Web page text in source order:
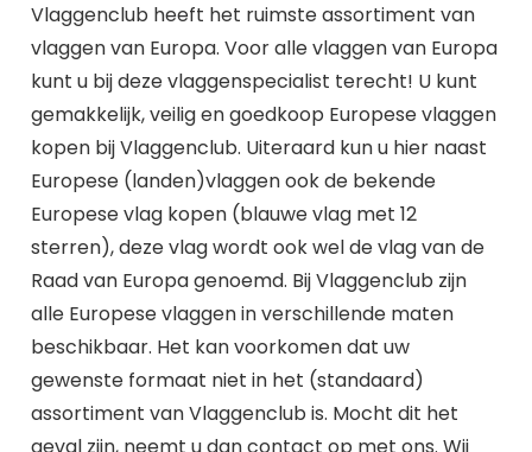
Vlaggenclub heeft het ruimste assortiment van
vlaggen van Europa. Voor alle vlaggen van Europa
kunt u bij deze vlaggenspecialist terecht! U kunt
gemakkelijk, veilig en goedkoop Europese vlaggen
kopen bij Vlaggenclub. Uiteraard kun u hier naast
Europese (landen)vlaggen ook de bekende
Europese vlag kopen (blauwe vlag met 12
sterren), deze vlag wordt ook wel de vlag van de
Raad van Europa genoemd. Bij Vlaggenclub zijn
alle Europese vlaggen in verschillende maten
beschikbaar. Het kan voorkomen dat uw
gewenste formaat niet in het (standaard)
assortiment van Vlaggenclub is. Mocht dit het